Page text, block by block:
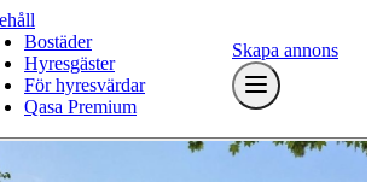
Bostäder
Hyresgäster
För hyresvärdar
Qasa Premium
Skapa annons